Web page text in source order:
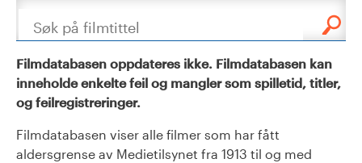
Søk
Filmdatabasen oppdateres ikke. Filmdatabasen kan
inneholde enkelte feil og mangler som spilletid, titler,
og feilregistreringer.
Filmdatabasen viser alle filmer som har fått
aldersgrense av Medietilsynet fra 1913 til og med